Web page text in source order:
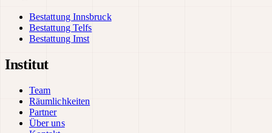
Bestattung Innsbruck
Bestattung Telfs
Bestattung Imst
Institut
Team
Räumlichkeiten
Partner
Über uns